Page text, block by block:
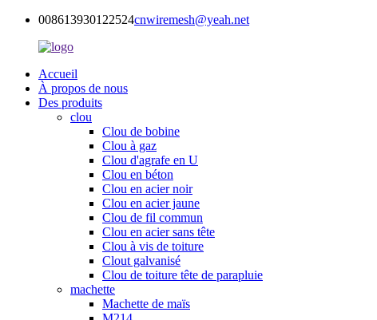
008613930122524cnwiremesh@yeah.net
Accueil
À propos de nous
Des produits
clou
Clou de bobine
Clou à gaz
Clou d'agrafe en U
Clou en béton
Clou en acier noir
Clou en acier jaune
Clou de fil commun
Clou en acier sans tête
Clou à vis de toiture
Clout galvanisé
Clou de toiture tête de parapluie
machette
Machette de maïs